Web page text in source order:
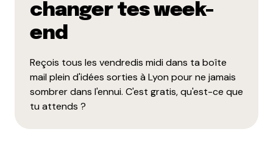
changer tes week-
end
Reçois tous les vendredis midi dans ta boîte
mail plein d'idées sorties à Lyon pour ne jamais
sombrer dans l'ennui. C'est gratis, qu'est-ce que
tu attends ?